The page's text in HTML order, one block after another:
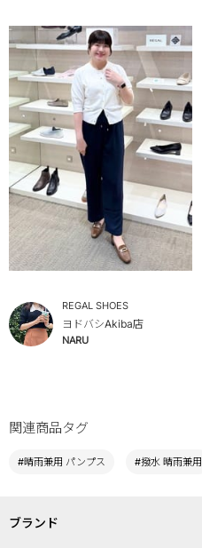
REGAL SHOES
ヨドバシAkiba店
NARU
関連商品タグ
#晴雨兼用 パンプス #撥水 晴雨兼用
ブランド